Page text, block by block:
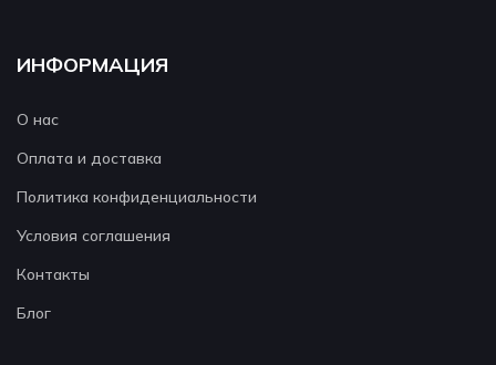
ИНФОРМАЦИЯ
О нас
Оплата и доставка
Политика конфиденциальности
Условия соглашения
Контакты
Блог